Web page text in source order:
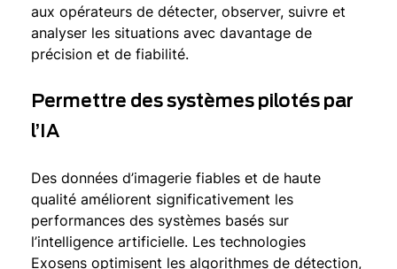
aux opérateurs de détecter, observer, suivre et
analyser les situations avec davantage de
précision et de fiabilité.
Permettre des systèmes pilotés par
l’IA
Des données d’imagerie fiables et de haute
qualité améliorent significativement les
performances des systèmes basés sur
l’intelligence artificielle. Les technologies
Exosens optimisent les algorithmes de détection,